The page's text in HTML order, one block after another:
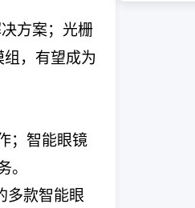
方案；光栅
，有望成为
；智能眼镜
多款智能眼